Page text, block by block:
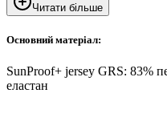
Читати більше
Основний матеріал:
SunProof+ jersey GRS: 83%
еластан